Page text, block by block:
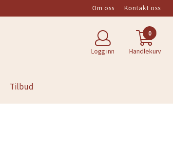
Om oss Kontakt oss
Logg inn
0
Handlekurv
Tilbud